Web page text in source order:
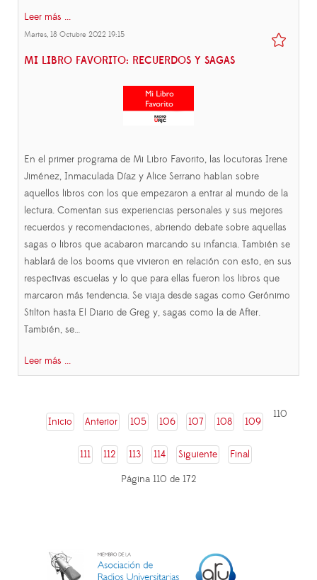
Leer más ...
Martes, 18 Octubre 2022 19:15
MI LIBRO FAVORITO: RECUERDOS Y SAGAS
En el primer programa de Mi Libro Favorito, las locutoras Irene
Jiménez, Inmaculada Díaz y Alice Serrano hablan sobre
aquellos libros con los que empezaron a entrar al mundo de la
lectura. Comentan sus experiencias personales y sus mejores
recuerdos y recomendaciones, abriendo debate sobre aquellas
sagas o libros que acabaron marcando su infancia. También se
hablará de los booms que vivieron en relación con esto, en sus
respectivas escuelas y lo que para ellas fueron los libros que
marcaron más tendencia. Se viaja desde sagas como Gerónimo
Stilton hasta El Diario de Greg y, sagas como la de After.
También, se…
Leer más ...
Inicio Anterior 105 106 107 108 109
110
111 112 113 114 Siguiente
Final
Página 110 de 172